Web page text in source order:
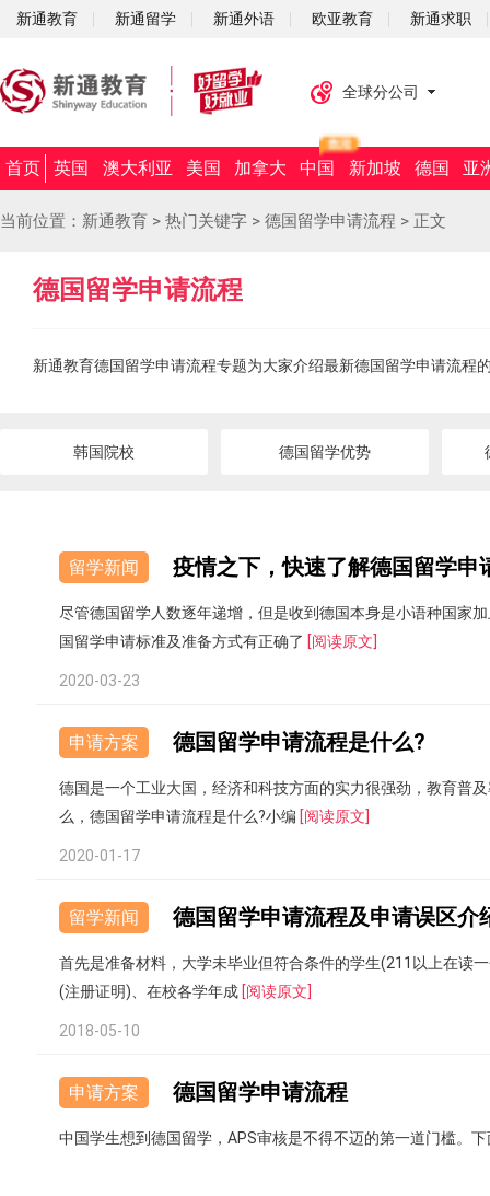
新通教育 新通留学 新通外语 欧亚教育 新通求职
全球分公司
首页 英国 澳大利亚 美国 加拿大 中国 新加坡 德国 亚
当前位置： 新通教育 > 热门关键字 > 德国留学申请流程 > 正文
德国留学申请流程
新通教育德国留学申请流程专题为大家介绍最新德国留学申请流
韩国院校 德国留学优势
留学新闻 疫情之下，快速了解德国留学申
尽管德国留学人数逐年递增，但是收到德国本身是小语种国家
国留学申请标准及准备方式有正确了 [阅读原文]
2020-03-23
申请方案 德国留学申请流程是什么?
德国是一个工业大国，经济和科技方面的实力很强劲，教育普
么，德国留学申请流程是什么?小编 [阅读原文]
2020-01-17
留学新闻 德国留学申请流程及申请误区介
首先是准备材料，大学未毕业但符合条件的学生(211以上在读
(注册证明)、在校各学年成 [阅读原文]
2018-05-10
申请方案 德国留学申请流程
中国学生想到德国留学，APS审核是不得不迈的第一道门槛。